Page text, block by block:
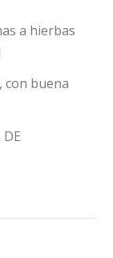
a hierbas
con buena
DE